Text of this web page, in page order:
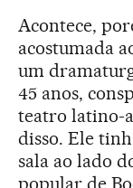
Acontece,
acostumada
um
45 anos,
teatro latino-
disso. Ele
sala ao lado
popular de